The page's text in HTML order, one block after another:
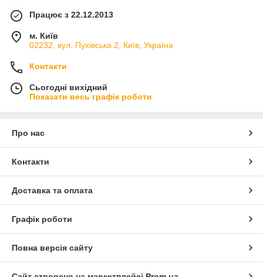
Працює з 22.12.2013
м. Київ
02232, вул. Пухівська 2, Київ, Україна
Контакти
Сьогодні вихідний
Показати весь графік роботи
Про нас
Контакти
Доставка та оплата
Графік роботи
Повна версія сайту